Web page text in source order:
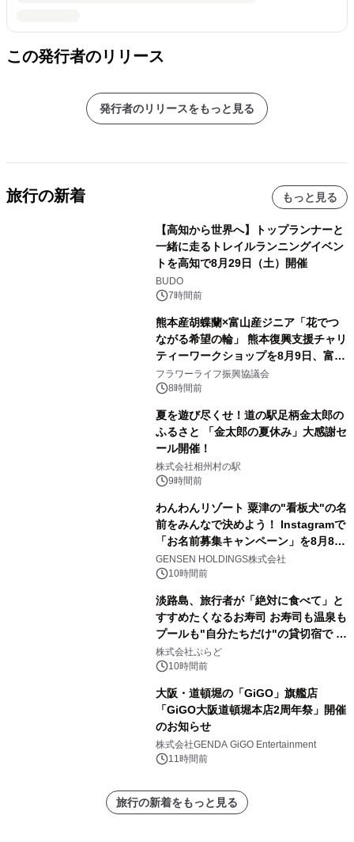
この発行者のリリース
発行者のリリースをもっと見る
旅行の新着 もっと見る
【高知から世界へ】トップランナーと
一緒に走るトレイルランニングイベン
トを高知で8月29日（土）開催
BUDO
7時間前
熊本産胡蝶蘭×富山産ジニア「花でつ
ながる希望の輪」 熊本復興支援チャリ
ティーワークショップを8月9日、富
山・射水で開催
フラワーライフ振興協議会
8時間前
夏を遊び尽くせ！道の駅足柄金太郎の
ふるさと 「金太郎の夏休み」大感謝セ
ール開催！
株式会社相州村の駅
9時間前
わんわんリゾート 粟津の"看板犬"の名
前をみんなで決めよう！ Instagramで
「お名前募集キャンペーン」を8月8日
(土)より開催
GENSEN HOLDINGS株式会社
10時間前
淡路島、旅行者が「絶対に食べて」と
すすめたくなるお寿司 お寿司も温泉も
プールも"自分たちだけ"の貸切宿で 1
日1組限定「岩屋温泉 絵島別庭 海と
森」の握り寿司プラン
株式会社ぷらど
10時間前
大阪・道頓堀の「GiGO」旗艦店
「GiGO大阪道頓堀本店2周年祭」開催
のお知らせ
株式会社GENDA GiGO Entertainment
11時間前
旅行の新着をもっと見る